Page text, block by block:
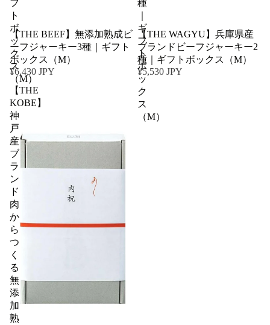
フ
ト
ボ
ッ
ク
ス
（M）
【THE BEEF】無添加熟成ビ
ーフジャーキー3種｜ギフト
ボックス（M）
¥6,430 JPY
種
ギ
フ
ト
ボ
ッ
ク
ス
（M）
【THE WAGYU】兵庫県産
ブランドビーフジャーキー2
種｜ギフトボックス（M）
¥5,530 JPY
【THE
KOBE】
神
戸
産
ブ
ラ
ン
ド
肉
か
ら
つ
く
る
無
添
加
熟